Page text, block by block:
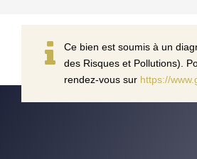
Ce bien est soumis à un
des Risques et Pollutions).
rendez-vous sur https://